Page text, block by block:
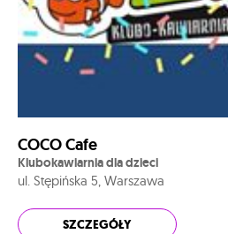
COCO Cafe
Klubokawiarnia dla dzieci
ul. Stępińska 5, Warszawa
SZCZEGÓŁY